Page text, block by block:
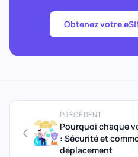
Obtenez votre
PRÉCÉDENT
Pourquoi chaque
: Sécurité et
déplacement